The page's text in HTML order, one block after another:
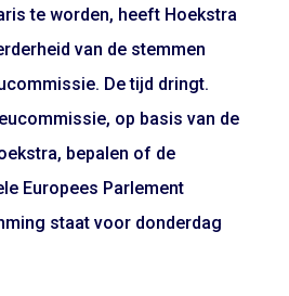
te worden, heeft Hoekstra
van de stemmen
De tijd dringt.
op basis van de
bepalen of de
Europees Parlement
staat voor donderdag